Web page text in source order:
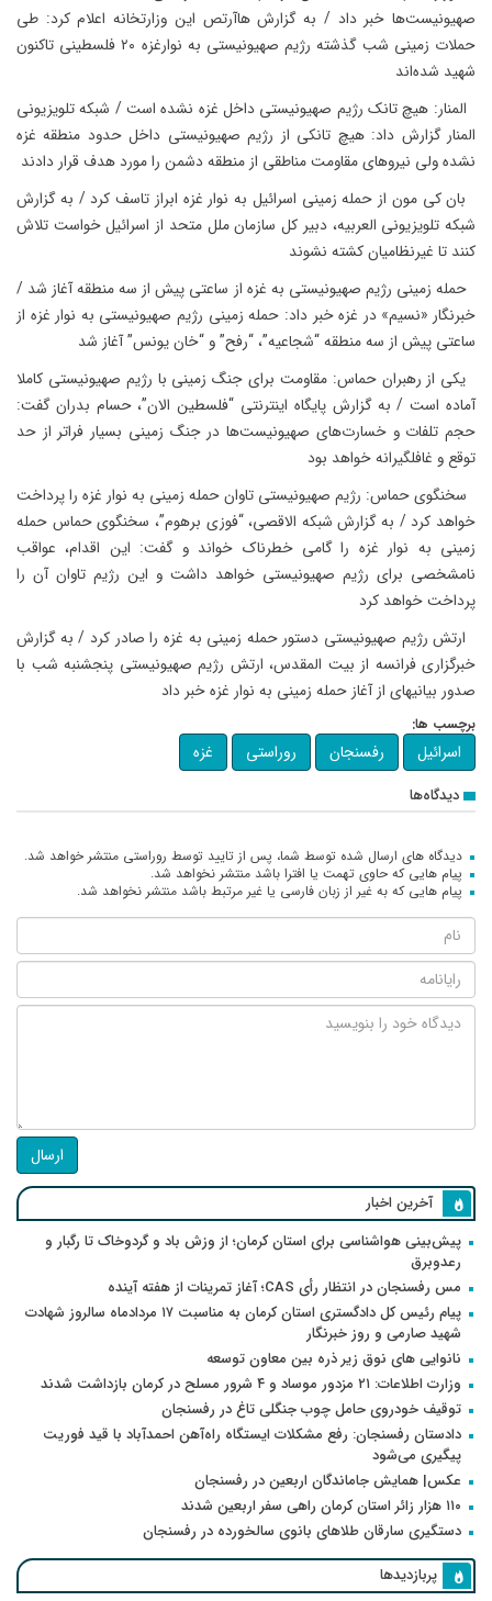
صهیونیست‌ها خبر داد / به گزارش هاآرتص این وزارتخانه اعلام کرد: طی
حملات زمینی شب گذشته رژیم صهیونیستی به نوارغزه ۲۰ فلسطینی تاکنون
شهید شده‌اند
المنار: هیچ تانک رژیم صهیونیستی داخل غزه نشده است / شبکه تلویزیونی
المنار گزارش داد: هیچ تانکی از رژیم صهیونیستی داخل حدود منطقه غزه
نشده ولی نیروهای مقاومت مناطقی از منطقه دشمن را مورد هدف قرار دادند
بان کی مون از حمله زمینی اسرائیل به نوار غزه ابراز تاسف کرد / به گزارش
شبکه تلویزیونی العربیه، دبیر کل سازمان ملل متحد از اسرائیل خواست تلاش
کنند تا غیرنظامیان کشته نشوند
حمله زمینی رژیم صهیونیستی به غزه از ساعتی پیش از سه منطقه آغاز شد /
خبرنگار «نسیم» در غزه خبر داد: حمله زمینی رژیم صهیونیستی به نوار غزه از
ساعتی پیش از سه منطقه “شجاعیه”، “رفح” و “خان یونس” آغاز شد
یکی از رهبران حماس: مقاومت برای جنگ زمینی با رژیم صهیونیستی کاملا
آماده است / به گزارش پایگاه اینترنتی “فلسطین الان”، حسام بدران گفت:
حجم تلفات و خسارت‌های صهیونیست‌ها در جنگ زمینی بسیار فراتر از حد
توقع و غافلگیرانه خواهد بود
سخنگوی حماس: رژیم صهیونیستی تاوان حمله زمینی به نوار غزه را پرداخت
خواهد کرد / به گزارش شبکه الاقصی، “فوزی برهوم”، سخنگوی حماس حمله
زمینی به نوار غزه را گامی خطرناک خواند و گفت: این اقدام، عواقب
نامشخصی برای رژیم صهیونیستی خواهد داشت و این رژیم تاوان آن را
پرداخت خواهد کرد
ارتش رژیم صهیونیستی دستور حمله زمینی به غزه را صادر کرد / به گزارش
خبرگزاری فرانسه از بیت المقدس، ارتش رژیم صهیونیستی پنجشنبه شب با
صدور بیانیه‎ای از آغاز حمله زمینی به نوار غزه خبر داد
برچسب ها:
اسرائیل رفسنجان روراستی غزه
دیدگاه‌ها
دیدگاه های ارسال شده توسط شما، پس از تایید توسط روراستی منتشر خواهد شد.
پیام هایی که حاوی تهمت یا افترا باشد منتشر نخواهد شد.
پیام هایی که به غیر از زبان فارسی یا غیر مرتبط باشد منتشر نخواهد شد.
ارسال
آخرین اخبار
پیش‌بینی هواشناسی برای استان کرمان؛ از وزش باد و گردوخاک تا رگبار و
رعدوبرق
مس رفسنجان در انتظار رأی CAS؛ آغاز تمرینات از هفته آینده
پیام رئیس کل دادگستری استان کرمان به مناسبت ۱۷ مردادماه سالروز شهادت
شهید صارمی و روز خبرنگار
نانوایی های نوق زیر ذره بین معاون توسعه
وزارت اطلاعات: ۲۱ مزدور موساد و ۴ شرور مسلح در کرمان بازداشت شدند
توقیف خودروی حامل چوب جنگلی تاغ در رفسنجان
دادستان رفسنجان: رفع مشکلات ایستگاه راه‌آهن احمدآباد با قید فوریت
پیگیری می‌شود
عکس| همایش جاماندگان اربعین در رفسنجان
۱۱۰ هزار زائر استان کرمان راهی سفر اربعین شدند
دستگیری سارقان طلاهای بانوی سالخورده در رفسنجان
پربازدیدها